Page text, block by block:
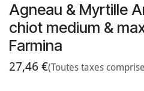
Agneau & Myrtille
chiot medium &
Farmina
27,46 €(Toutes taxes